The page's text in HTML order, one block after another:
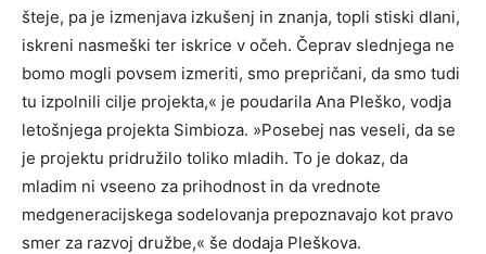
šteje, pa je izmenjava izkušenj in znanja, topli stiski dlani,
iskreni nasmeški ter iskrice v očeh. Čeprav slednjega ne
bomo mogli povsem izmeriti, smo prepričani, da smo tudi
tu izpolnili cilje projekta,« je poudarila Ana Pleško, vodja
letošnjega projekta Simbioza. »Posebej nas veseli, da se
je projektu pridružilo toliko mladih. To je dokaz, da
mladim ni vseeno za prihodnost in da vrednote
medgeneracijskega sodelovanja prepoznavajo kot pravo
smer za razvoj družbe,« še dodaja Pleškova.